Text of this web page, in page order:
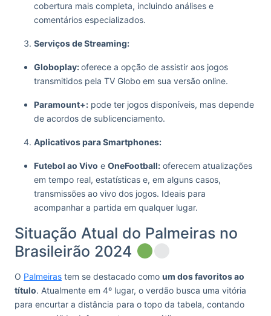
cobertura mais completa, incluindo análises e
comentários especializados.
Serviços de Streaming:
Globoplay:oferece a opção de assistir aos jogos
transmitidos pela TV Globo em sua versão online.
Paramount+: pode ter jogos disponíveis, mas depende
de acordos de sublicenciamento.
Aplicativos para Smartphones:
Futebol ao Vivo e OneFootball: oferecem atualizações
em tempo real, estatísticas e, em alguns casos,
transmissões ao vivo dos jogos. Ideais para
acompanhar a partida em qualquer lugar.
Situação Atual do Palmeiras no
Brasileirão 2024
O Palmeiras tem se destacado como um dos favoritos ao
título. Atualmente em 4º lugar, o verdão busca uma vitória
para encurtar a distância para o topo da tabela, contando